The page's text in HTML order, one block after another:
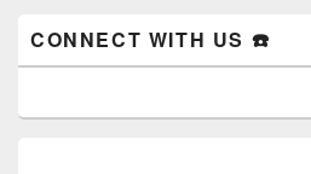
CONNECT WITH US ☎️